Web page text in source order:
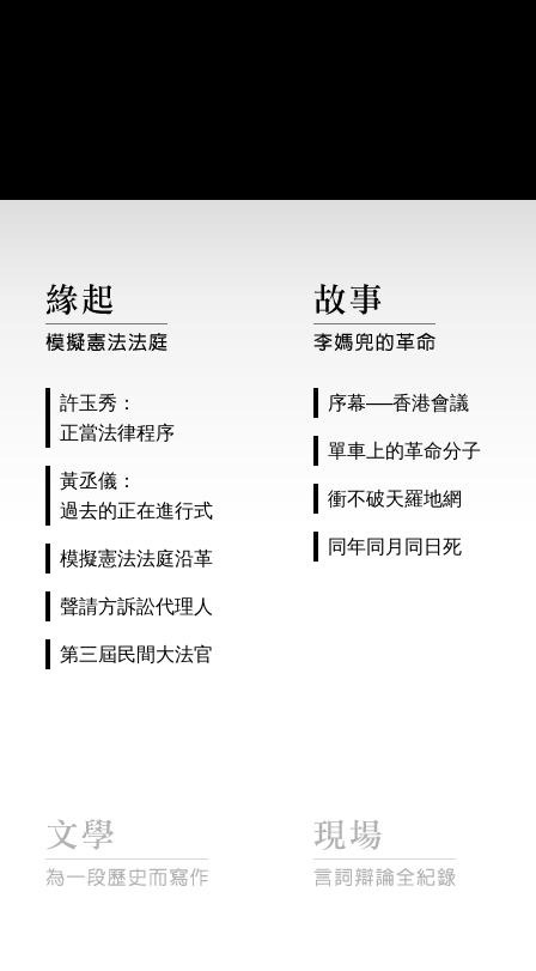
許玉秀：
正當法律程序
黃丞儀：
過去的正在進行式
模擬憲法法庭沿革
聲請方訴訟代理人
第三屆民間大法官
序幕──香港會議
單車上的革命分子
衝不破天羅地網
同年同月同日死